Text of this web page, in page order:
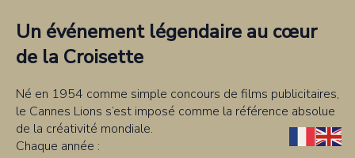
Un événement légendaire au cœur
de la Croisette
Né en 1954 comme simple concours de films publicitaires,
le Cannes Lions s’est imposé comme la référence absolue
de la créativité mondiale.
Chaque année :